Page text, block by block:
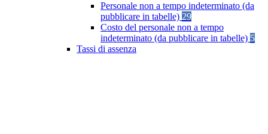
Personale non a tempo indeterminato (da
pubblicare in tabelle) 29
Costo del personale non a tempo
indeterminato (da pubblicare in tabelle) 5
Tassi di assenza